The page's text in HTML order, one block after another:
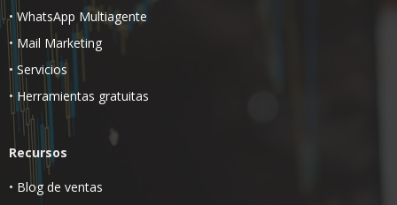
• WhatsApp Multiagente
• Mail Marketing
• Servicios
• Herramientas gratuitas
Recursos
• Blog de ventas